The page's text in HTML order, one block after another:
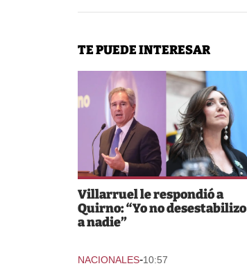
TE PUEDE INTERESAR
Villarruel le respondió a
Quirno: “Yo no desestabilizo
a nadie”
NACIONALES-10:57